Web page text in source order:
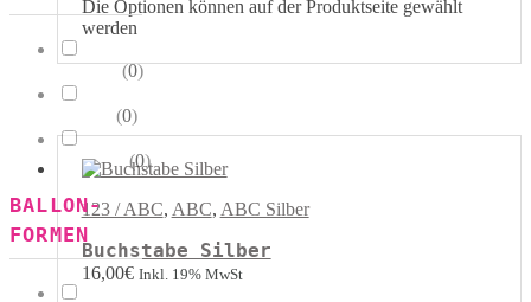
Die Optionen können auf der Produktseite gewählt
werden
123 / ABC, ABC, ABC Silber
Buchstabe Silber
16,00€ Inkl. 19% MwSt
(0)
(0)
Metallik (0)
BALLON-
FORMEN